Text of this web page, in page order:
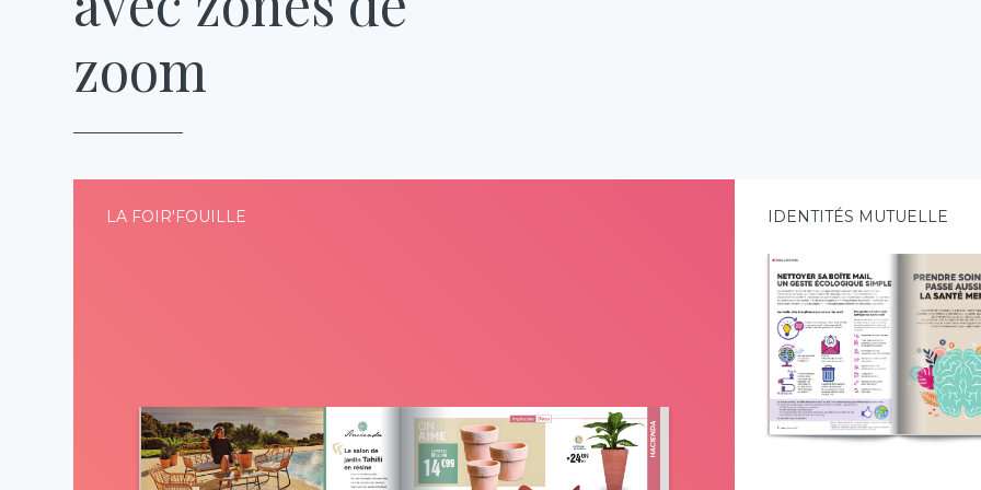
zoom
LA FOIR'FOUILLE IDENTITÉS MUTUELLE